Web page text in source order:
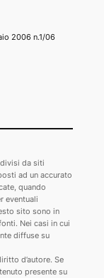
2006 n.1/06
da siti
ad un accurato
quando
eventuali
sito sono in
Nei casi in cui
diffuse su
d’autore. Se
presente su